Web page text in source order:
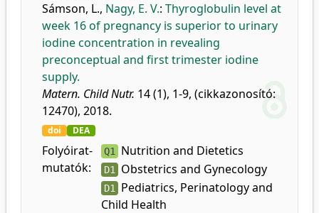
Sámson, L., Nagy, E. V.: Thyroglobulin level at
week 16 of pregnancy is superior to urinary
iodine concentration in revealing
preconceptual and first trimester iodine
supply.
Matern. Child Nutr. 14 (1), 1-9, (cikkazonosító:
12470), 2018.
doi DEA
Folyóirat-
mutatók:
Q1 Nutrition and Dietetics
D1 Obstetrics and Gynecology
D1 Pediatrics, Perinatology and
Child Health